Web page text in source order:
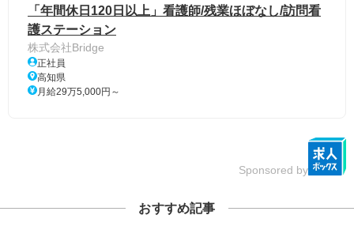
「年間休日120日以上」看護師/残業ほぼなし/訪問看
護ステーション
株式会社Bridge
正社員
高知県
月給29万5,000円～
Sponsored by
おすすめ記事